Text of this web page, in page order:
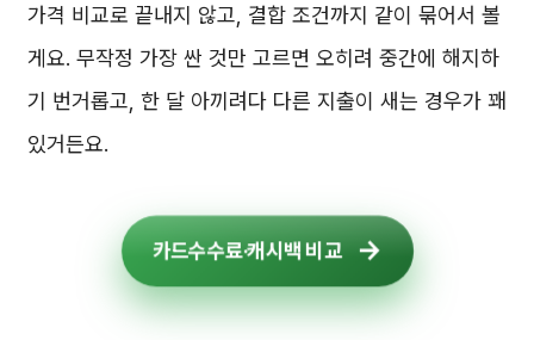
가격 비교로 끝내지 않고, 결합 조건까지 같이 묶어서 볼
게요. 무작정 가장 싼 것만 고르면 오히려 중간에 해지하
기 번거롭고, 한 달 아끼려다 다른 지출이 새는 경우가 꽤
있거든요.
카드수수료·캐시백 비교